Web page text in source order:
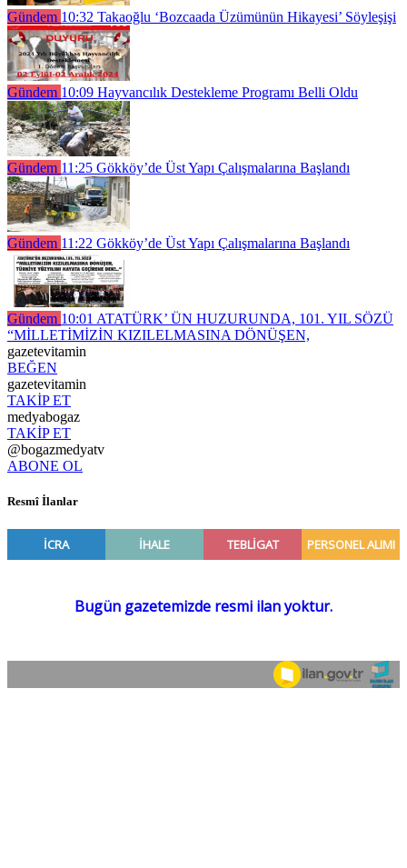
Gündem 10:32 Takaoğlu ‘Bozcaada Üzümünün Hikayesi’ Söyleşişi
Gündem 10:09 Hayvancılık Destekleme Programı Belli Oldu
Gündem 11:25 Gökköy’de Üst Yapı Çalışmalarına Başlandı
Gündem 11:22 Gökköy’de Üst Yapı Çalışmalarına Başlandı
Gündem 10:01 ATATÜRK’ ÜN HUZURUNDA, 101. YIL SÖZÜ
“MİLLETİMİZİN KIZILELMASINA DÖNÜŞEN,
gazetevitamin
BEĞEN
gazetevitamin
TAKİP ET
medyabogaz
TAKİP ET
@bogazmedyatv
ABONE OL
Resmî İlanlar